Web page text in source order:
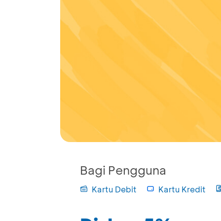
Bagi Pengguna
Kartu Debit Kartu Kredit